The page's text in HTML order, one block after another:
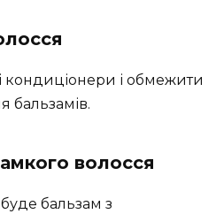
кондиціонери і обмежити
бальзамів.
волосся
бальзам з